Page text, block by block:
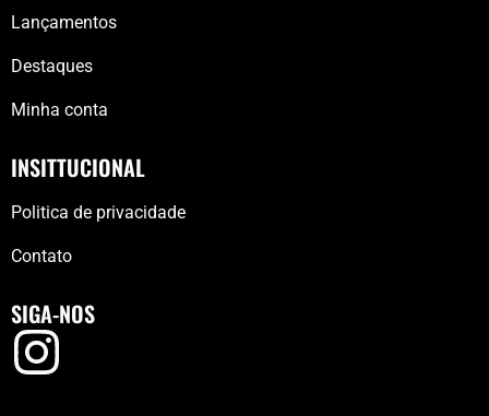
Lançamentos
Destaques
Minha conta
INSITTUCIONAL
Politica de privacidade
Contato
SIGA-NOS